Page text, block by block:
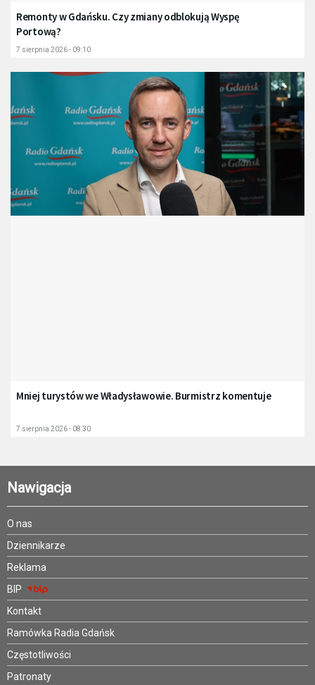
Remonty w Gdańsku. Czy zmiany odblokują Wyspę
Portową?
7 sierpnia 2026 - 09:10
Mniej turystów we Władysławowie. Burmistrz komentuje
7 sierpnia 2026 - 08:30
Nawigacja
O nas
Dziennikarze
Reklama
BIP
Kontakt
Ramówka Radia Gdańsk
Częstotliwości
Patronaty